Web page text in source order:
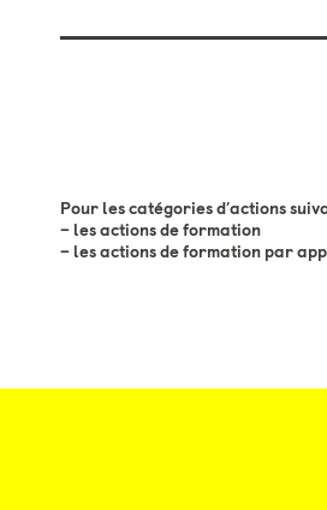
Pour les catégories d’actions
– les actions de formation
– les actions de formation par